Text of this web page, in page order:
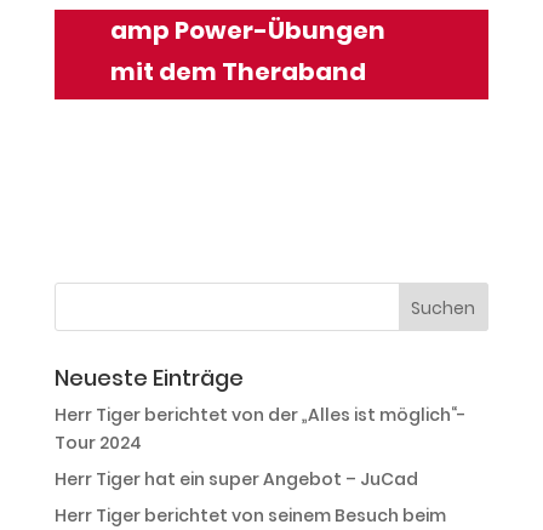
amp Power-Übungen
mit dem Theraband
Neueste Einträge
Herr Tiger berichtet von der „Alles ist möglich“-
Tour 2024
Herr Tiger hat ein super Angebot – JuCad
Herr Tiger berichtet von seinem Besuch beim